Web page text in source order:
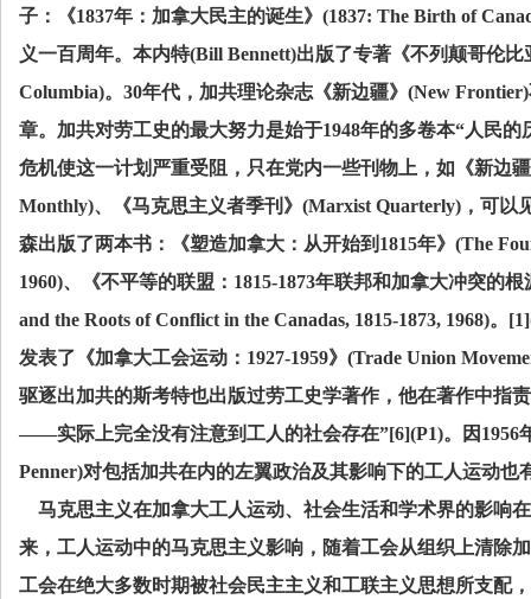
子：《1837年：加拿大民主的诞生》 (1837: The Birth of
义一百周年。本内特(Bill Bennett)出版了专著《不列颠哥伦比
Columbia)。 30年代，加共理论杂志《新边疆》 (New Frontier)
章。加共对劳工史的最大努力是始于1948年的多卷本“人民的
危机使这一计划严重受阻，只在党内一些刊物上，如《新边
Monthly)、《马克思主义者季刊》 (Marxist Quarterly) ，可以
森出版了两本书：《塑造加拿大：从开始到 1815年》 (The
1960)、《不平等的联盟： 1815-1873年联邦和加拿大冲突的根
and the Roots of Conflict in the Canadas, 1815-1873, 1968)。
发表了《加拿大工会运动： 1927-1959》 (Trade Union
驱逐出加共的斯考特也出版过劳工史学著作，他在著作中
——实际上完全没有注意到工人的社会存在”[6](P1)。因 1956
Penner)对包括加共在内的左翼政治及其影响下的工人运动
马克思主义在加拿大工人运动、社会生活和学术界的影响
来，工人运动中的马克思主义影响，随着工会从组织上清除
工会在绝大多数时期被社会民主主义和工联主义思想所支配